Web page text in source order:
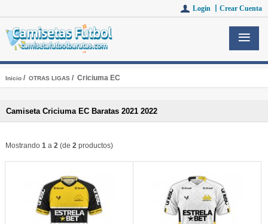
Login 丨 Crear Cuenta
Inicio/ OTRAS LIGAS/ Criciuma EC
Camiseta Criciuma EC Baratas 2021 2022
Mostrando 1a 2(de 2productos)